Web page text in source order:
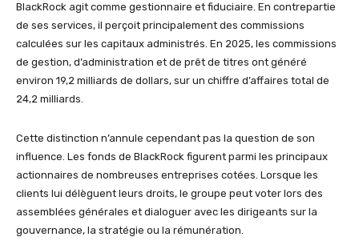
BlackRock agit comme gestionnaire et fiduciaire. En contrepartie
de ses services, il perçoit principalement des commissions
calculées sur les capitaux administrés. En 2025, les commissions
de gestion, d’administration et de prêt de titres ont généré
environ 19,2 milliards de dollars, sur un chiffre d’affaires total de
24,2 milliards.
Cette distinction n’annule cependant pas la question de son
influence. Les fonds de BlackRock figurent parmi les principaux
actionnaires de nombreuses entreprises cotées. Lorsque les
clients lui délèguent leurs droits, le groupe peut voter lors des
assemblées générales et dialoguer avec les dirigeants sur la
gouvernance, la stratégie ou la rémunération.